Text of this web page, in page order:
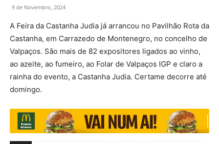
9 de Novembro, 2024
A Feira da Castanha Judia já arrancou no Pavilhão Rota da
Castanha, em Carrazedo de Montenegro, no concelho de
Valpaços. São mais de 82 expositores ligados ao vinho,
ao azeite, ao fumeiro, ao Folar de Valpaços IGP e claro a
rainha do evento, a Castanha Judia. Certame decorre até
domingo.